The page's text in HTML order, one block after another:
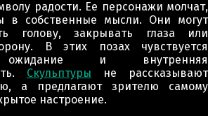
радости. Ее персонажи молчат,
в собственные мысли. Они могут
голову, закрывать глаза или
В этих позах чувствуется
ожидание и внутренняя
Скульптуры не рассказывают
а предлагают зрителю самому
настроение.